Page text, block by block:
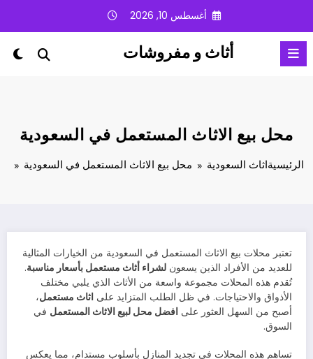
المحتوى
أغسطس 10, 2026
أثاث و مفروشات
محل بيع الاثاث المستعمل في السعودية
الرئيسيةاثاث السعودية محل بيع الاثاث المستعمل في السعودية
تعتبر محلات بيع الاثاث المستعمل في السعودية من الخيارات المثالية
للعديد من الأفراد الذين يسعون لشراء أثاث مستعمل بأسعار مناسبة.
تُقدم هذه المحلات مجموعة واسعة من الأثاث الذي يلبي مختلف
الأذواق والاحتياجات. في ظل الطلب المتزايد على اثاث مستعمل،
أصبح من السهل العثور على افضل محل لبيع الاثاث المستعمل في
السوق.
تساهم هذه المحلات في تجديد المنازل بأسلوب مستدام، مما يعكس